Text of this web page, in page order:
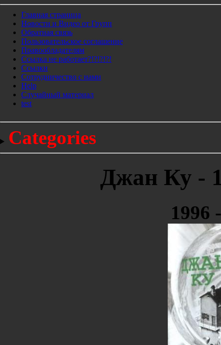
Главная страница
Новости и Видео от Групп
Обратная связь
Пользовательское соглашение
Правообладателям
Ссылка не работает?!?!?!?!
Ссылки
Сотрудничество с нами
Help
Cлучайный материал
test
Categories
Джан Ку -
1996